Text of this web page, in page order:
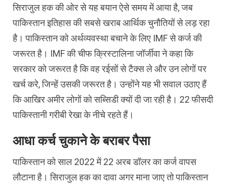
सिराजुल हक की ओर से यह बयान ऐसे समय में आया है, जब
पाकिस्तान इतिहास की सबसे खराब आर्थिक चुनौतियों से लड़ रहा
है। पाकिस्तान को अर्थव्यवस्था बचाने के लिए IMF से कर्ज की
जरूरत है। IMF की चीफ क्रिस्टालिना जॉर्जीवा ने कहा कि
सरकार को जरूरत है कि वह रईसों से टैक्स ले और उन लोगों पर
खर्च करे, जिन्हें उसकी जरूरत है। उन्होंने यह भी सवाल उठाए हैं
कि आखिर अमीर लोगों को सब्सिडी क्यों दी जा रही है। 22 फीसदी
पाकिस्तानी गरीबी रेखा के नीचे रहते हैं।
आधा कर्च चुकाने के बराबर पैसा
पाकिस्तान को साल 2022 में 22 अरब डॉलर का कर्ज वापस
लौटाना है। सिराजुल हक का दावा अगर माना जाए तो पाकिस्तान